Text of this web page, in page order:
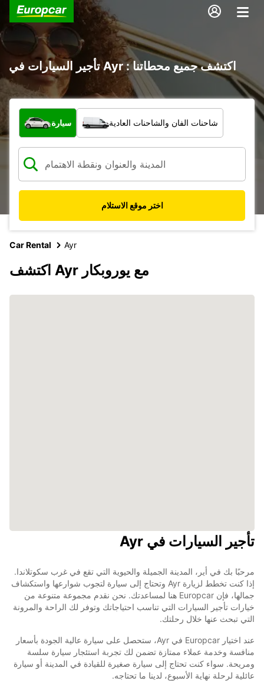
تأجير السيارات في Ayr : اكتشف جميع محطاتنا
ما نوع المركبة؟
سيارة شاحنات الفان والشاحنات العادية
اختر موقع الاستلام
Car Rental Ayr
اكتشف Ayr مع يوروبكار
تأجير السيارات في Ayr
مرحبًا بك في أير، المدينة الجميلة والحيوية التي تقع في غرب سكوتلاندا.
إذا كنت تخطط لزيارة Ayr وتحتاج إلى سيارة لتجوب شوارعها واستكشاف
جمالها، فإن Europcar هنا لمساعدتك. نحن نقدم مجموعة متنوعة من
خيارات تأجير السيارات التي تناسب احتياجاتك وتوفر لك الراحة والمرونة
التي تبحث عنها خلال رحلتك.
عند اختيار Europcar في Ayr، ستحصل على سيارة عالية الجودة بأسعار
منافسة وخدمة عملاء ممتازة تضمن لك تجربة استئجار سيارة سلسة
ومريحة. سواء كنت تحتاج إلى سيارة صغيرة للقيادة في المدينة أو سيارة
عائلية لرحلة نهاية الأسبوع، لدينا ما تحتاجه.